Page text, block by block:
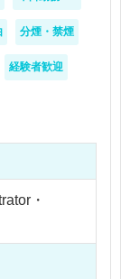
分煙・禁煙
経験者歓迎
・